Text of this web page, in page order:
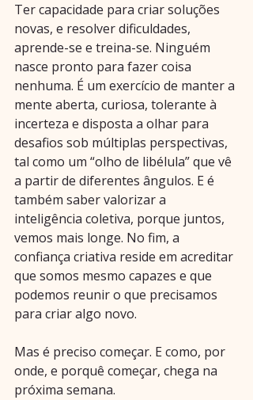
Ter capacidade para criar soluções
novas, e resolver dificuldades,
aprende-se e treina-se. Ninguém
nasce pronto para fazer coisa
nenhuma. É um exercício de manter a
mente aberta, curiosa, tolerante à
incerteza e disposta a olhar para
desafios sob múltiplas perspectivas,
tal como um “olho de libélula” que vê
a partir de diferentes ângulos. E é
também saber valorizar a
inteligência coletiva, porque juntos,
vemos mais longe. No fim, a
confiança criativa reside em acreditar
que somos mesmo capazes e que
podemos reunir o que precisamos
para criar algo novo.
Mas é preciso começar. E como, por
onde, e porquê começar, chega na
próxima semana.